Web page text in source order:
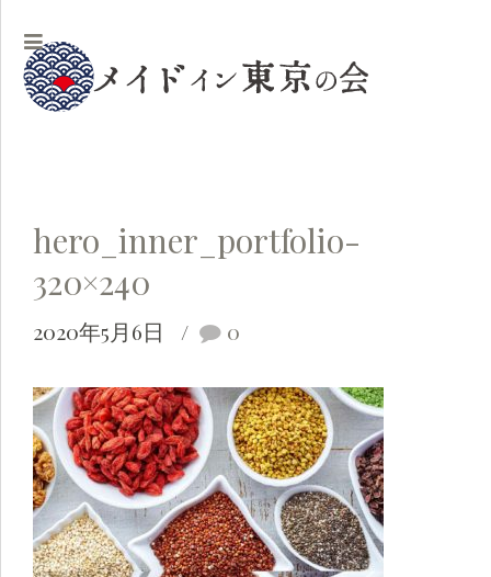
hero_inner_portfolio-
320×240
2020年5月6日 0